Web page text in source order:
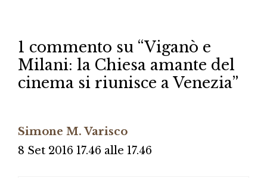
1 commento su “Viganò e
Milani: la Chiesa amante del
cinema si riunisce a Venezia”
Simone M. Varisco
8 Set 2016 17.46 alle 17.46